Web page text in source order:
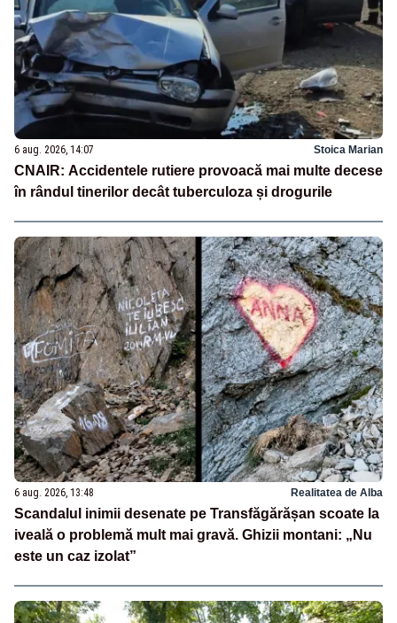
6 aug. 2026, 14:07 Stoica Marian
CNAIR: Accidentele rutiere provoacă mai multe decese
în rândul tinerilor decât tuberculoza și drogurile
6 aug. 2026, 13:48 Realitatea de Alba
Scandalul inimii desenate pe Transfăgărășan scoate la
iveală o problemă mult mai gravă. Ghizii montani: „Nu
este un caz izolat”